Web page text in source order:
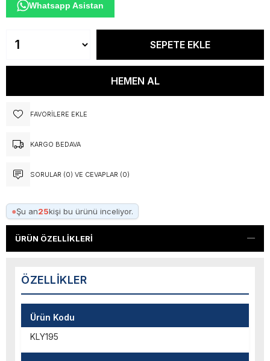
Whatsapp Asistan
FAVORILERE EKLE
KARGO BEDAVA
SORULAR (0) VE CEVAPLAR (0)
●Şu an25kişi bu ürünü inceliyor.
ÜRÜN ÖZELLIKLERI
ÖZELLIKLER
Ürün Kodu
KLY195